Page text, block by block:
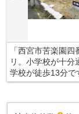
「西宮市苦楽園
リ。小学校が十
学校が徒歩13分で
ビングが特徴的。
地域情報に詳しい